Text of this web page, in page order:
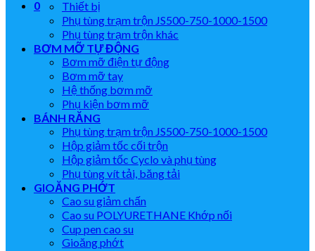
0
Thiết bị
Phụ tùng trạm trộn JS500-750-1000-1500
Phụ tùng trạm trộn khác
BƠM MỠ TỰ ĐỘNG
Bơm mỡ điện tự động
Bơm mỡ tay
Hệ thống bơm mỡ
Phụ kiện bơm mỡ
BÁNH RĂNG
Phụ tùng trạm trộn JS500-750-1000-1500
Hộp giảm tốc cối trộn
Hộp giảm tốc Cyclo và phụ tùng
Phụ tùng vít tải, băng tải
GIOĂNG PHỚT
Cao su giảm chấn
Cao su POLYURETHANE Khớp nối
Cup pen cao su
Gioăng phớt